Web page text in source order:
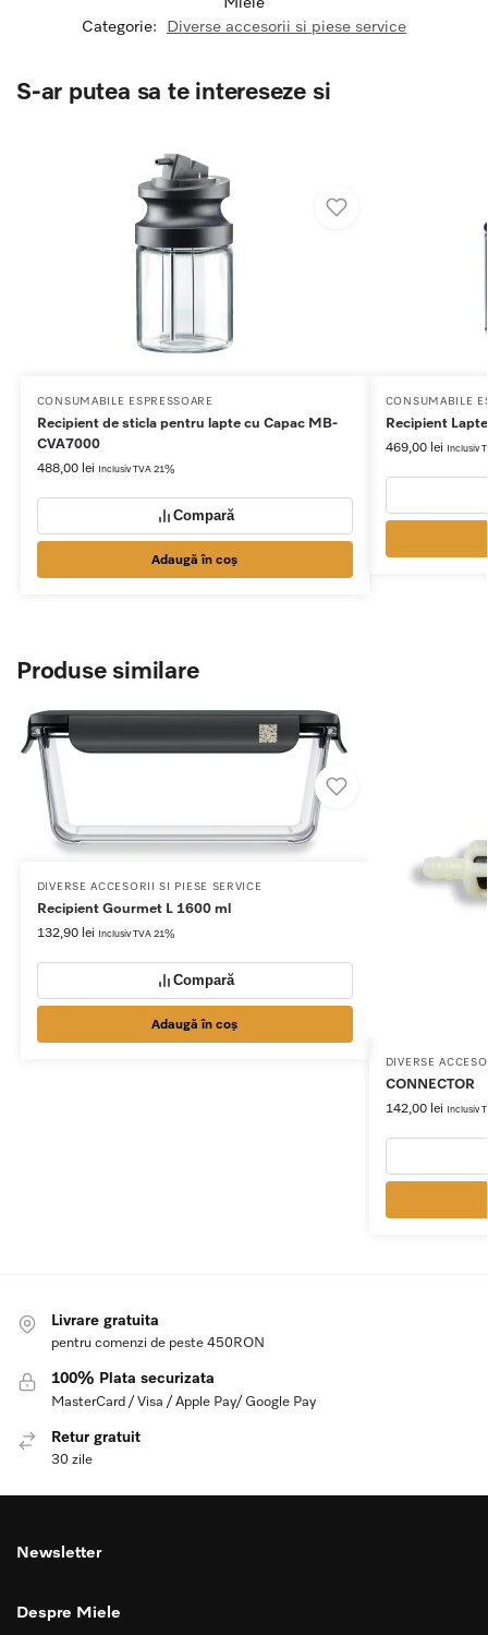
Categorie:
Diverse accesorii si piese service
S-ar putea sa te intereseze si
CONSUMABILE ESPRESSOARE
Recipient de sticla pentru lapte cu Capac MB-
CVA7000
488,00 lei Inclusiv TVA 21%
Compară
Adaugă în coș
CONSUMABILE
Recipient
469,00 lei Inclusiv
Produse similare
DIVERSE ACCESORII SI PIESE SERVICE
Recipient Gourmet L 1600 ml​
132,90 lei Inclusiv TVA 21%
Compară
Adaugă în coș
DIVERSE
CONNECTOR
142,00 lei Inclusiv
Livrare gratuita
pentru comenzi de peste 450RON
100% Plata securizata
MasterCard / Visa / Apple Pay/ Google Pay
Retur gratuit
30 zile
Newsletter
Despre Miele